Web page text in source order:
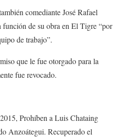
comediante José Rafael
función de su obra en El Tigre “por
de trabajo”.
que le fue otorgado para la
fue revocado.
Prohíben a Luis Chataing
Anzoátegui. Recuperado el